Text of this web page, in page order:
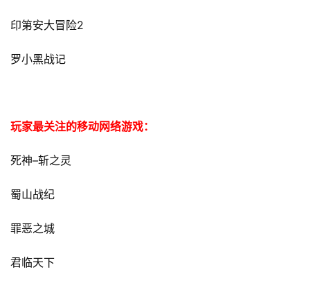
印第安大冒险2
罗小黑战记
玩家最关注的移动网络游戏：
死神–斩之灵
蜀山战纪
罪恶之城
君临天下